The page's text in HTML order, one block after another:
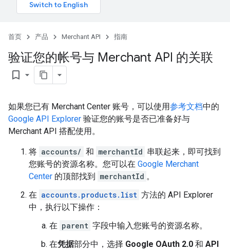
首页 产品 Merchant API 指南
验证您的帐号与 Merchant API 的关联
bookmark_border
如果您已有 Merchant Center 账号，可以使用参考文档中的
Google API Explorer 验证您的账号是否已准备好与
Merchant API 搭配使用。
将 accounts/ 和 merchantId 串联起来，即可找到
您账号的资源名称。您可以在 Google Merchant
Center 的顶部找到 merchantId 。
在 accounts.products.list 方法的 API Explorer
中，执行以下操作：
在 parent 字段中输入您账号的资源名称。
在凭据部分中，选择 Google OAuth 2.0 和 API